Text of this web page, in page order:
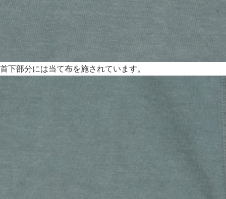
首下部分には当て布を施されています。